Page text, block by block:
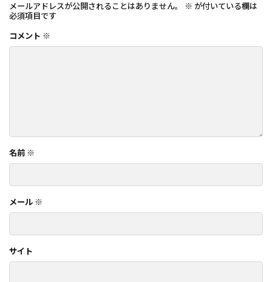
メールアドレスが公開されることはありません。 ※ が付いている欄は
必須項目です
コメント ※
名前 ※
メール ※
サイト